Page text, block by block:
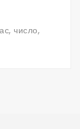
число,